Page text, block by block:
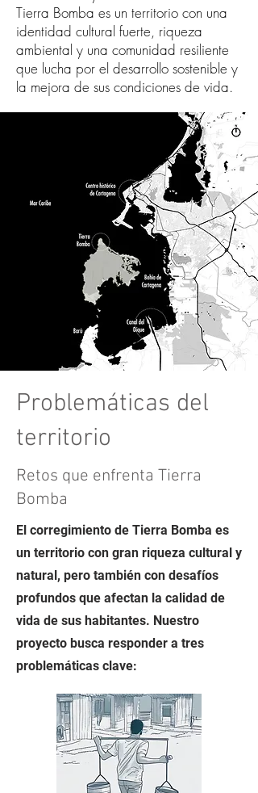
Tierra Bomba es un territorio con una
identidad cultural fuerte, riqueza
ambiental y una comunidad resiliente
que lucha por el desarrollo sostenible y
la mejora de sus condiciones de vida.
Problemáticas del
territorio
Retos que enfrenta Tierra
Bomba
El corregimiento de Tierra Bomba es
un territorio con gran riqueza cultural y
natural, pero también con desafíos
profundos que afectan la calidad de
vida de sus habitantes. Nuestro
proyecto busca responder a tres
problemáticas clave: